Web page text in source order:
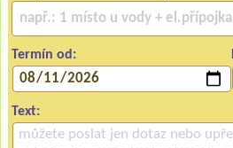
Termín od:
Text: